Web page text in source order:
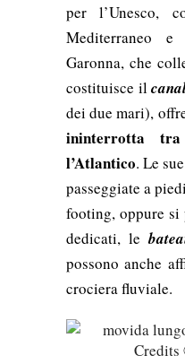
per l’Unesco,
Mediterraneo e
Garonna, che
costituisce il
dei due mari),
ininterrotta
l’Atlantico. Le
passeggiate a
footing, oppure si
dedicati, le
possono anche
crociera fluviale.